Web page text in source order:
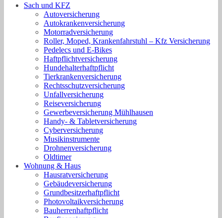
Sach und KFZ
Autoversicherung
Autokrankenversicherung
Motorradversicherung
Roller, Moped, Krankenfahrstuhl – Kfz Versicherung
Pedelecs und E-Bikes
Haftpflichtversicherung
Hundehalterhaftpflicht
Tierkrankenversicherung
Rechtsschutzversicherung
Unfallversicherung
Reiseversicherung
Gewerbeversicherung Mühlhausen
Handy- & Tabletversicherung
Cyberversicherung
Musikinstrumente
Drohnenversicherung
Oldtimer
Wohnung & Haus
Hausratversicherung
Gebäudeversicherung
Grundbesitzerhaftpflicht
Photovoltaikversicherung
Bauherrenhaftpflicht